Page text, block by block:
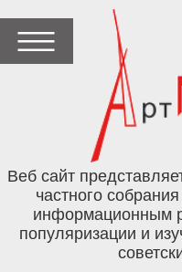
Веб сайт
частного
информационным
популяризации и